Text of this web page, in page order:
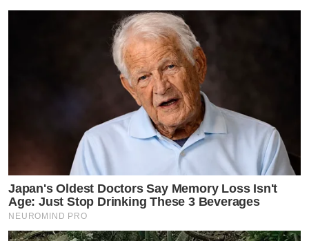
Japan's Oldest Doctors Say Memory Loss Isn't
Age: Just Stop Drinking These 3 Beverages
NEUROMIND PRO